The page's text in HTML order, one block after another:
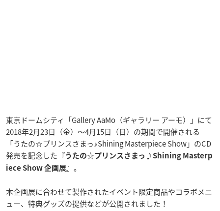
東京ドームシティ「Gallery AaMo（ギャラリー アーモ）」にて
2018年2月23日（金）〜4月15日（日）の期間で開催される
「うたの☆プリンスさまっ♪Shining Masterpiece Show」のCD
発売を記念した 『うたの☆プリンスさまっ♪Shining Masterp
iece Show 企画展』 。
本企画展に合わせて製作されたイベント限定商品やコラボメニ
ュー、特典グッズの提供などが公開されました！